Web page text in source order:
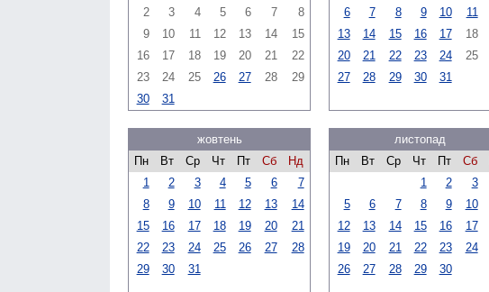
2
3 4 5 6 7
8
9
10 11 12 13 14
15
16
17 18 19 20 21
22
23
24 25 26 27 28
29
30
31
6
7 8 9 10 11
13
14 15 16 17 18
20
21 22 23 24 25
27
28 29 30 31
жовтень
Пн
Вт Ср Чт Пт Сб
Нд
1
2 3 4 5 6
7
8
9 10 11 12 13
14
15
16 17 18 19 20
21
22
23 24 25 26 27
28
29
30 31
листопад
Пн
Вт Ср Чт Пт Сб
1
2 3
5
6 7 8 9 10
12
13 14 15 16 17
19
20 21 22 23 24
26
27 28 29 30